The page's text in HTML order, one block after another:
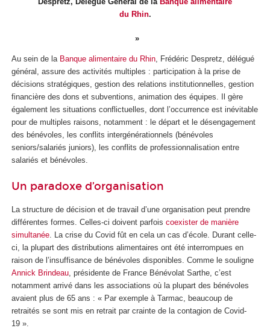
du Rhin.
Au sein de la Banque alimentaire du Rhin, Frédéric Despretz, délégué
général, assure des activités multiples : participation à la prise de
décisions stratégiques, gestion des relations institutionnelles, gestion
financière des dons et subventions, animation des équipes. Il gère
également les situations conflictuelles, dont l’occurrence est inévitable
pour de multiples raisons, notamment : le départ et le désengagement
des bénévoles, les conflits intergénérationnels (bénévoles
seniors/salariés juniors), les conflits de professionnalisation entre
salariés et bénévoles.
Un paradoxe d’organisation
La structure de décision et de travail d’une organisation peut prendre
différentes formes. Celles-ci doivent parfois coexister de manière
simultanée. La crise du Covid fût en cela un cas d’école. Durant celle-
ci, la plupart des distributions alimentaires ont été interrompues en
raison de l’insuffisance de bénévoles disponibles. Comme le souligne
Annick Brindeau, présidente de France Bénévolat Sarthe, c’est
notamment arrivé dans les associations où la plupart des bénévoles
avaient plus de 65 ans : « Par exemple à Tarmac, beaucoup de
retraités se sont mis en retrait par crainte de la contagion de Covid-
19 ».